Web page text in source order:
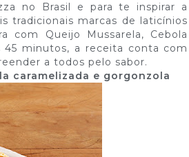
no Brasil e para te inspirar a
tradicionais marcas de laticínios
com Queijo Mussarela, Cebola
45 minutos, a receita conta com
a todos pelo sabor.
caramelizada e gorgonzola